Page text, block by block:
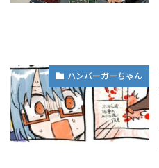
ハンバーガーちゃん